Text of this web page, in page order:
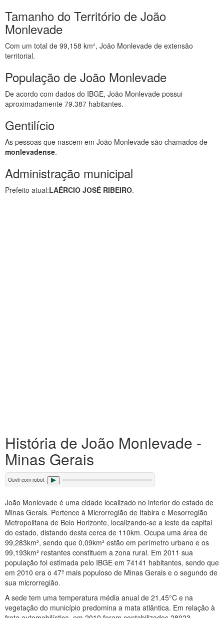
Tamanho do Território de João
Monlevade
Com um total de 99,158 km², João Monlevade de extensão
territorial.
População de João Monlevade
De acordo com dados do IBGE, João Monlevade possui
aproximadamente 79.387 habitantes.
Gentilício
As pessoas que nascem em João Monlevade são chamados de
monlevadense.
Administração municipal
Prefeito atual:LAÉRCIO JOSÉ RIBEIRO.
História de João Monlevade -
Minas Gerais
Ouvir com robot
João Monlevade é uma cidade localizado no interior do estado de
Minas Gerais. Pertence à Microrregião de Itabira e Mesorregião
Metropolitana de Belo Horizonte, localizando-se a leste da capital
do estado, distando desta cerca de 110km. Ocupa uma área de
99,283km², sendo que 0,09km² estão em perímetro urbano e os
99,193km² restantes constituem a zona rural. Em 2011 sua
população foi estimada pelo IBGE em 74141 habitantes, sendo que
em 2010 era o 47º mais populoso de Minas Gerais e o segundo de
sua microrregião.
A sede tem uma temperatura média anual de 21,45°C e na
vegetação do município predomina a mata atlântica. Em relação à